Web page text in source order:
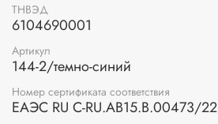
ТНВЭД
6104690001
Артикул
144-2/темно-синий
Номер сертификата соответствия
ЕАЭС RU С-RU.АВ15.В.00473/22